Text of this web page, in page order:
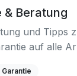
Beratung
und Tipps
auf alle
Garantie